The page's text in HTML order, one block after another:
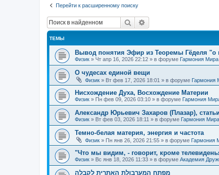
Перейти к расширенному поиску
Поиск
ТЕМЫ
Вывод понятия Эфир из Теоремы Гёделя "о
Физик » Чт апр 16, 2026 22:12 » в форуме Гармония Мира
О чудесах единой вещи
Физик » Вт фев 17, 2026 18:01 » в форуме Гармония
Нисхождение Духа, Восхождение Материи
Физик » Пн фев 09, 2026 03:10 » в форуме Гармония
Александр Юрьевич Захаров (Плазар), статьи
Физик » Вт фев 03, 2026 18:11 » в форуме Гармония Мира
Темно-белая материя, энергия и частота
Физик » Пн янв 26, 2026 21:55 » в форуме Гармония
"Что мы видим, - говорит, кроме
Физик » Вс янв 18, 2026 11:33 » в форуме Академия
מפתח המערבולת האתרית לקבלה